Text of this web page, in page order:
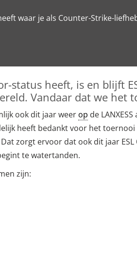
waar je als Counter-Strike-
status heeft, is en blijft
Vandaar dat we het
ook dit jaar weer op de
heeft bedankt voor het
zorgt ervoor dat ook dit jaar
te watertanden.
zijn: